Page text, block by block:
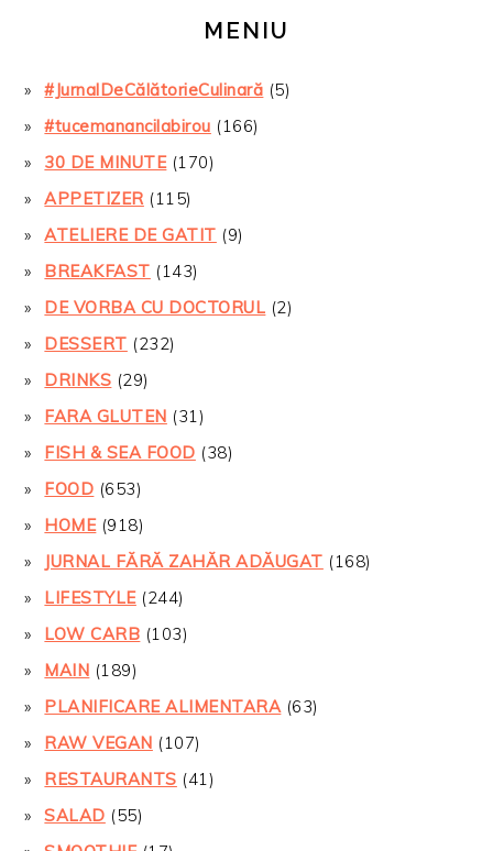
MENIU
#JurnalDeCălătorieCulinară (5)
#tucemanancilabirou (166)
30 DE MINUTE(170)
APPETIZER(115)
ATELIERE DE GATIT (9)
BREAKFAST (143)
DE VORBA CU DOCTORUL (2)
DESSERT (232)
DRINKS (29)
FARA GLUTEN (31)
FISH & SEA FOOD (38)
FOOD (653)
HOME(918)
JURNAL FĂRĂ ZAHĂR ADĂUGAT (168)
LIFESTYLE(244)
LOW CARB (103)
MAIN (189)
PLANIFICARE ALIMENTARA(63)
RAW VEGAN (107)
RESTAURANTS (41)
SALAD (55)